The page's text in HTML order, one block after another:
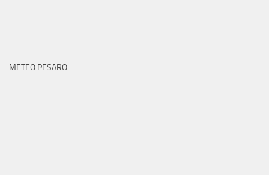
METEO PESARO